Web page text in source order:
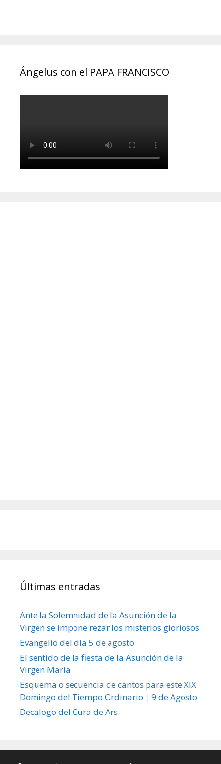
Ángelus con el PAPA FRANCISCO
Últimas entradas
Ante la Solemnidad de la Asunción de la
Virgen se impone rezar los misterios gloriosos
Evangelio del día 5 de agosto
El sentido de la fiesta de la Asunción de la
Virgen María
Esquema o secuencia de cantos para este XIX
Domingo del Tiempo Ordinario | 9 de Agosto
Decálogo del Cura de Ars